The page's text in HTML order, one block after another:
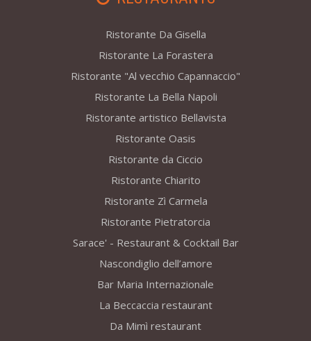
Ristorante Da Gisella
Ristorante La Forastera
Ristorante "Al vecchio Capannaccio"
Ristorante La Bella Napoli
Ristorante artistico Bellavista
Ristorante Oasis
Ristorante da Ciccio
Ristorante Chiarito
Ristorante Zì Carmela
Ristorante Pietratorcia
Sarace' - Restaurant & Cocktail Bar
Nascondiglio dell’amore
Bar Maria Internazionale
La Beccaccia restaurant
Da Mimì restaurant